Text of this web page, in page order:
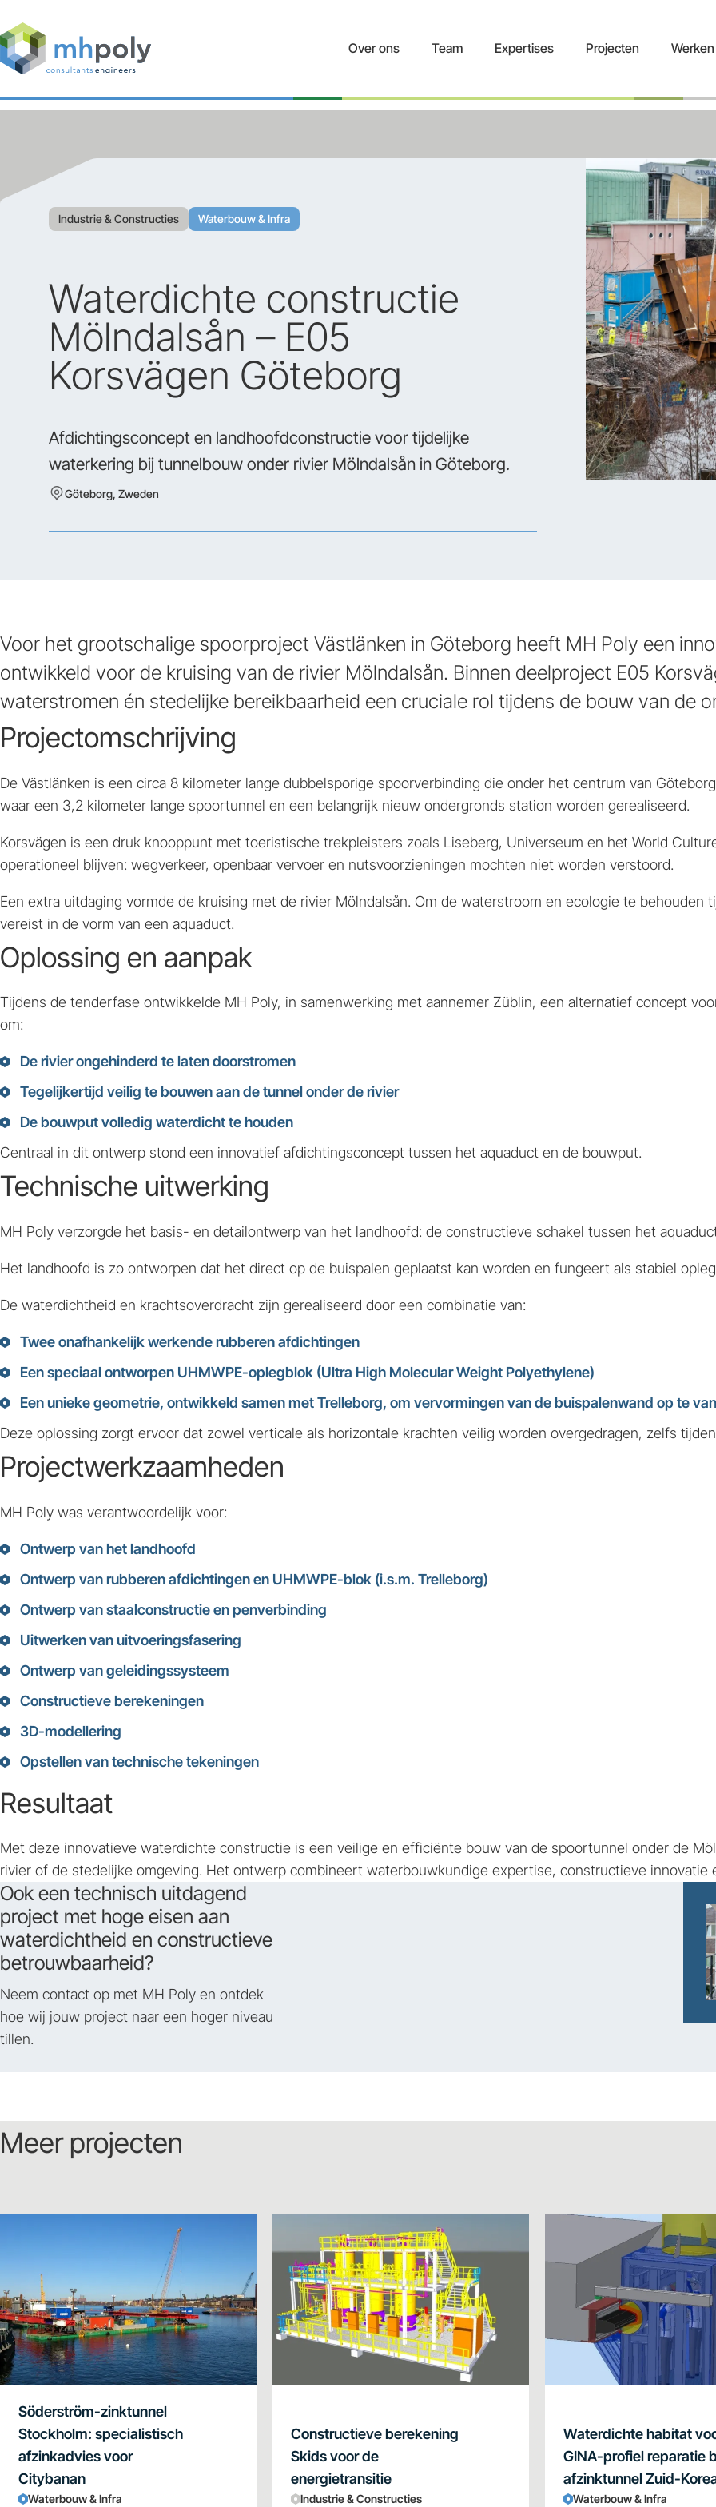
Over ons Team Expertises Projecten
Industrie & Constructies Waterbouw & Infra
Waterdichte constructie
Mölndalsån – E05
Korsvägen Göteborg
Afdichtingsconcept en landhoofdconstructie voor tijdelijke
waterkering bij tunnelbouw onder rivier Mölndalsån in Göteborg.
Göteborg, Zweden
Voor het grootschalige spoorproject Västlänken in Göteborg heeft MH Poly een
ontwikkeld voor de kruising van de rivier Mölndalsån. Binnen deelproject E05
waterstromen én stedelijke bereikbaarheid een cruciale rol tijdens de bouw van de
Projectomschrijving
De Västlänken is een circa 8 kilometer lange dubbelsporige spoorverbinding die onder het centrum van
waar een 3,2 kilometer lange spoortunnel en een belangrijk nieuw ondergronds station worden gerealiseerd.
Korsvägen is een druk knooppunt met toeristische trekpleisters zoals Liseberg, Universeum en het World
operationeel blijven: wegverkeer, openbaar vervoer en nutsvoorzieningen mochten niet worden verstoord.
Een extra uitdaging vormde de kruising met de rivier Mölndalsån. Om de waterstroom en ecologie te
vereist in de vorm van een aquaduct.
Oplossing en aanpak
Tijdens de tenderfase ontwikkelde MH Poly, in samenwerking met aannemer Züblin, een alternatief concept
om:
De rivier ongehinderd te laten doorstromen
Tegelijkertijd veilig te bouwen aan de tunnel onder de rivier
De bouwput volledig waterdicht te houden
Centraal in dit ontwerp stond een innovatief afdichtingsconcept tussen het aquaduct en de bouwput.
Technische uitwerking
MH Poly verzorgde het basis- en detailontwerp van het landhoofd: de constructieve schakel tussen het
Het landhoofd is zo ontworpen dat het direct op de buispalen geplaatst kan worden en fungeert als stabiel
De waterdichtheid en krachtsoverdracht zijn gerealiseerd door een combinatie van:
Twee onafhankelijk werkende rubberen afdichtingen
Een speciaal ontworpen UHMWPE-oplegblok (Ultra High Molecular Weight Polyethylene)
Een unieke geometrie, ontwikkeld samen met Trelleborg, om vervormingen van de buispalenwand op te
Deze oplossing zorgt ervoor dat zowel verticale als horizontale krachten veilig worden overgedragen, zelfs
Projectwerkzaamheden
MH Poly was verantwoordelijk voor:
Ontwerp van het landhoofd
Ontwerp van rubberen afdichtingen en UHMWPE-blok (i.s.m. Trelleborg)
Ontwerp van staalconstructie en penverbinding
Uitwerken van uitvoeringsfasering
Ontwerp van geleidingssysteem
Constructieve berekeningen
3D-modellering
Opstellen van technische tekeningen
Resultaat
Met deze innovatieve waterdichte constructie is een veilige en efficiënte bouw van de spoortunnel onder de
rivier of de stedelijke omgeving. Het ontwerp combineert waterbouwkundige expertise, constructieve innovatie
Ook een technisch uitdagend
project met hoge eisen aan
waterdichtheid en constructieve
betrouwbaarheid?
Neem contact op met MH Poly en ontdek
hoe wij jouw project naar een hoger niveau
tillen.
Meer projecten
Söderström-zinktunnel
Stockholm: specialistisch
afzinkadvies voor
Citybanan
Waterbouw & Infra
Constructieve berekening
Skids voor de
energietransitie
Industrie & Constructies
Waterdichte habitat
GINA-profiel reparatie
afzinktunnel Zuid-
Waterbouw & Infra